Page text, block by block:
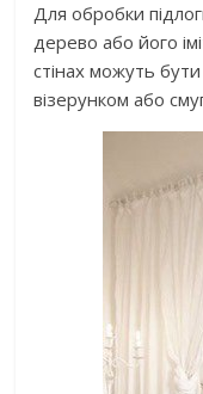
Для обробки
дерево або його
стінах можуть
візерунком або